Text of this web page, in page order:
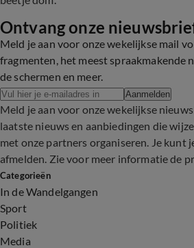
Ontvang onze
Meld je aan voor onze wekelijkse mail
fragmenten, het meest spraakmakende
de schermen en meer.
Aanmelden
Meld je aan voor onze wekelijkse
laatste nieuws en aanbiedingen die
met onze partners organiseren. Je kunt
afmelden. Zie voor meer informatie de
Categorieën
In de Wandelgangen
Sport
Politiek
Media